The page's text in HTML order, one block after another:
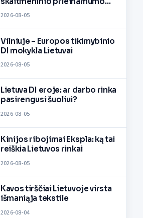
2026-08-05
Vilniuje – Europos tikimybinio
DI mokykla Lietuvai
2026-08-05
Lietuva DI eroje: ar darbo rinka
pasirengusi šuoliui?
2026-08-05
Kinijos ribojimai Ekspla: ką tai
reiškia Lietuvos rinkai
2026-08-05
Kavos tirščiai Lietuvoje virsta
išmaniąja tekstile
2026-08-04